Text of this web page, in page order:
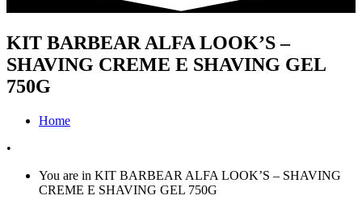
KIT BARBEAR ALFA LOOK’S –
SHAVING CREME E SHAVING GEL
750G
Home
•
You are in KIT BARBEAR ALFA LOOK’S – SHAVING
CREME E SHAVING GEL 750G